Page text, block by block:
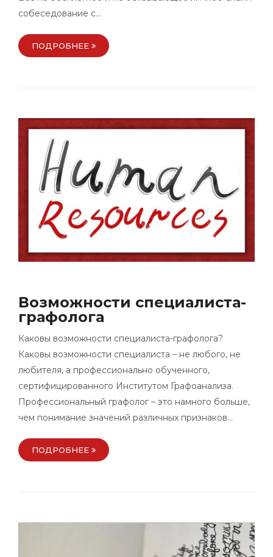
собеседование с…
ПОДРОБНЕЕ
Возможности специалиста-
графолога
Каковы возможности специалиста-графолога?
Каковы возможности специалиста – не любого, не
любителя, а профессионально обученного,
сертифицированного Институтом Графоанализа.
Профессиональный графолог – это намного больше,
чем понимание значений различных признаков…
ПОДРОБНЕЕ